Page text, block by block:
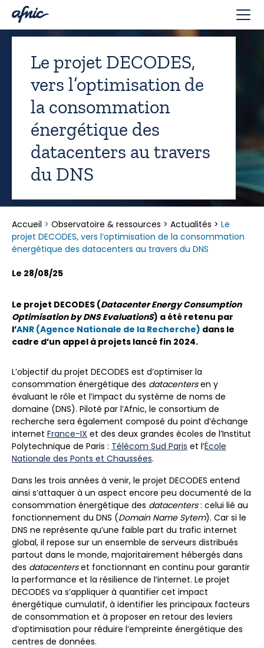
Le projet DECODES,
vers l’optimisation de
la consommation
énergétique des
datacenters au travers
du DNS
Accueil > Observatoire & ressources > Actualités > Le
projet DECODES, vers l’optimisation de la consommation
énergétique des datacenters au travers du DNS
Le 28/08/25
Le projet DECODES (Datacenter Energy Consumption
Optimisation by DNS EvaluationS) a été retenu par
l’ANR (Agence Nationale de la Recherche) dans le
cadre d’un appel à projets lancé fin 2024.
L’objectif du projet DECODES est d’optimiser la
consommation énergétique des datacentersen y
évaluant le rôle et l’impact du système de noms de
domaine (DNS). Piloté par l’Afnic, le consortium de
recherche sera également composé du point d’échange
internet France-IX et des deux grandes écoles de l’Institut
Polytechnique de Paris : Télécom Sud Paris et l’École
Nationale des Ponts et Chaussées.
Dans les trois années à venir, le projet DECODES entend
ainsi s’attaquer à un aspect encore peu documenté de la
consommation énergétique des datacenters: celui lié au
fonctionnement du DNS (Domain Name Sytem). Car si le
DNS ne représente qu’une faible part du trafic internet
global, il repose sur un ensemble de serveurs distribués
partout dans le monde, majoritairement hébergés dans
des datacenterset fonctionnant en continu pour garantir
la performance et la résilience de l’internet. Le projet
DECODES va s’appliquer à quantifier cet impact
énergétique cumulatif, à identifier les principaux facteurs
de consommation et à proposer en retour des leviers
d’optimisation pour réduire l’empreinte énergétique des
centres de données.
Panneau de gestion des cookies